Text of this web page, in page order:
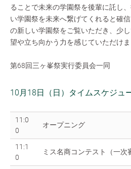
ることで未来の学園祭を後輩に託し
い学園祭を未来へ繋げてくれると確
の新しい学園祭をご覧いただき、少
望や立ち向かう力を感じていただけ
第68回三ヶ峯祭実行委員会一同
10月18日（日）タイムスケジュ
11:0
0
オープニング
11:1
0
ミス名商コンテスト（一次